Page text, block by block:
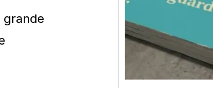
grande